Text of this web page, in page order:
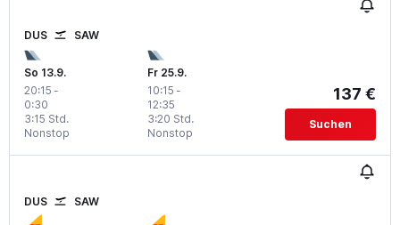
DUS SAW
So 13.9.
20:15 -
0:30
Nonstop
3:15 Std.
Fr 25.9.
10:15 -
12:35
Nonstop
3:20 Std.
137 €
Suchen
DUS SAW